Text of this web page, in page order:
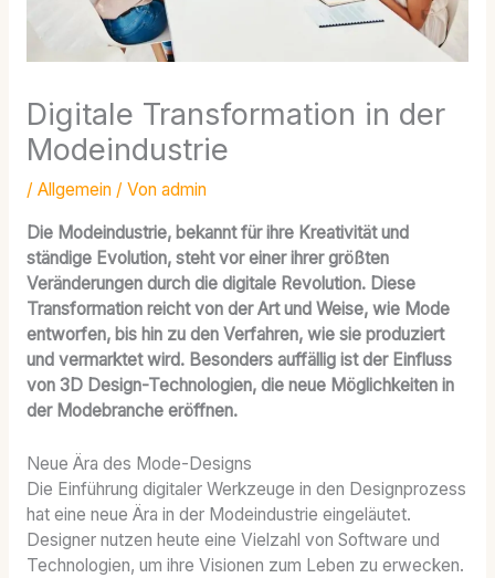
Digitale Transformation in der
Modeindustrie
/ Allgemein/ Von admin
Die Modeindustrie, bekannt für ihre Kreativität und
ständige Evolution, steht vor einer ihrer größten
Veränderungen durch die digitale Revolution. Diese
Transformation reicht von der Art und Weise, wie Mode
entworfen, bis hin zu den Verfahren, wie sie produziert
und vermarktet wird. Besonders auffällig ist der Einfluss
von 3D Design-Technologien, die neue Möglichkeiten in
der Modebranche eröffnen.
Neue Ära des Mode-Designs
Die Einführung digitaler Werkzeuge in den Designprozess
hat eine neue Ära in der Modeindustrie eingeläutet.
Designer nutzen heute eine Vielzahl von Software und
Technologien, um ihre Visionen zum Leben zu erwecken.